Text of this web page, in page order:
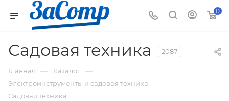
0
Садовая техника 2087
Главная — Каталог —
Электроинструменты и садовая техника —
Садовая техника